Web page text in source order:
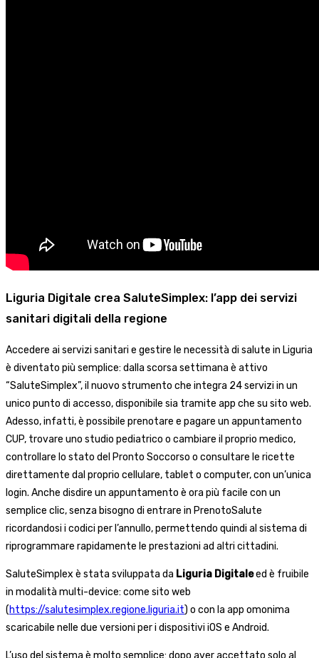
Liguria Digitale crea SaluteSimplex: l’app dei servizi
sanitari digitali della regione
Accedere ai servizi sanitari e gestire le necessità di salute in Liguria
è diventato più semplice: dalla scorsa settimana è attivo
“SaluteSimplex”, il nuovo strumento che integra 24 servizi in un
unico punto di accesso, disponibile sia tramite app che su sito web.
Adesso, infatti, è possibile prenotare e pagare un appuntamento
CUP, trovare uno studio pediatrico o cambiare il proprio medico,
controllare lo stato del Pronto Soccorso o consultare le ricette
direttamente dal proprio cellulare, tablet o computer, con un’unica
login. Anche disdire un appuntamento è ora più facile con un
semplice clic, senza bisogno di entrare in PrenotoSalute
ricordandosi i codici per l’annullo, permettendo quindi al sistema di
riprogrammare rapidamente le prestazioni ad altri cittadini.
SaluteSimplex è stata sviluppata da Liguria Digitaleed è fruibile
in modalità multi-device: come sito web
(https://salutesimplex.regione.liguria.it) o con la app omonima
scaricabile nelle due versioni per i dispositivi iOS e Android.
L’uso del sistema è molto semplice: dopo aver accettato solo al